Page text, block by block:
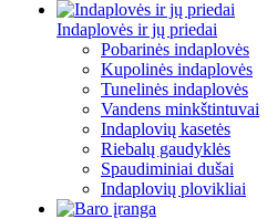
Indaplovės ir jų priedai
Pobarinės indaplovės
Kupolinės indaplovės
Tunelinės indaplovės
Vandens minkštintuvai
Indaplovių kasetės
Riebalų gaudyklės
Spaudiminiai dušai
Indaplovių plovikliai